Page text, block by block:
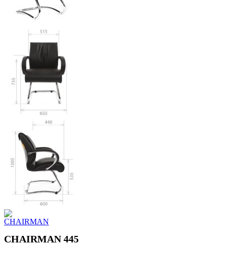
CHAIRMAN 445